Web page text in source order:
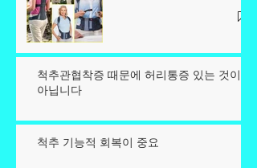
척추관협착증 때문에 허리통증 있는 것이
아닙니다
척추 기능적 회복이 중요